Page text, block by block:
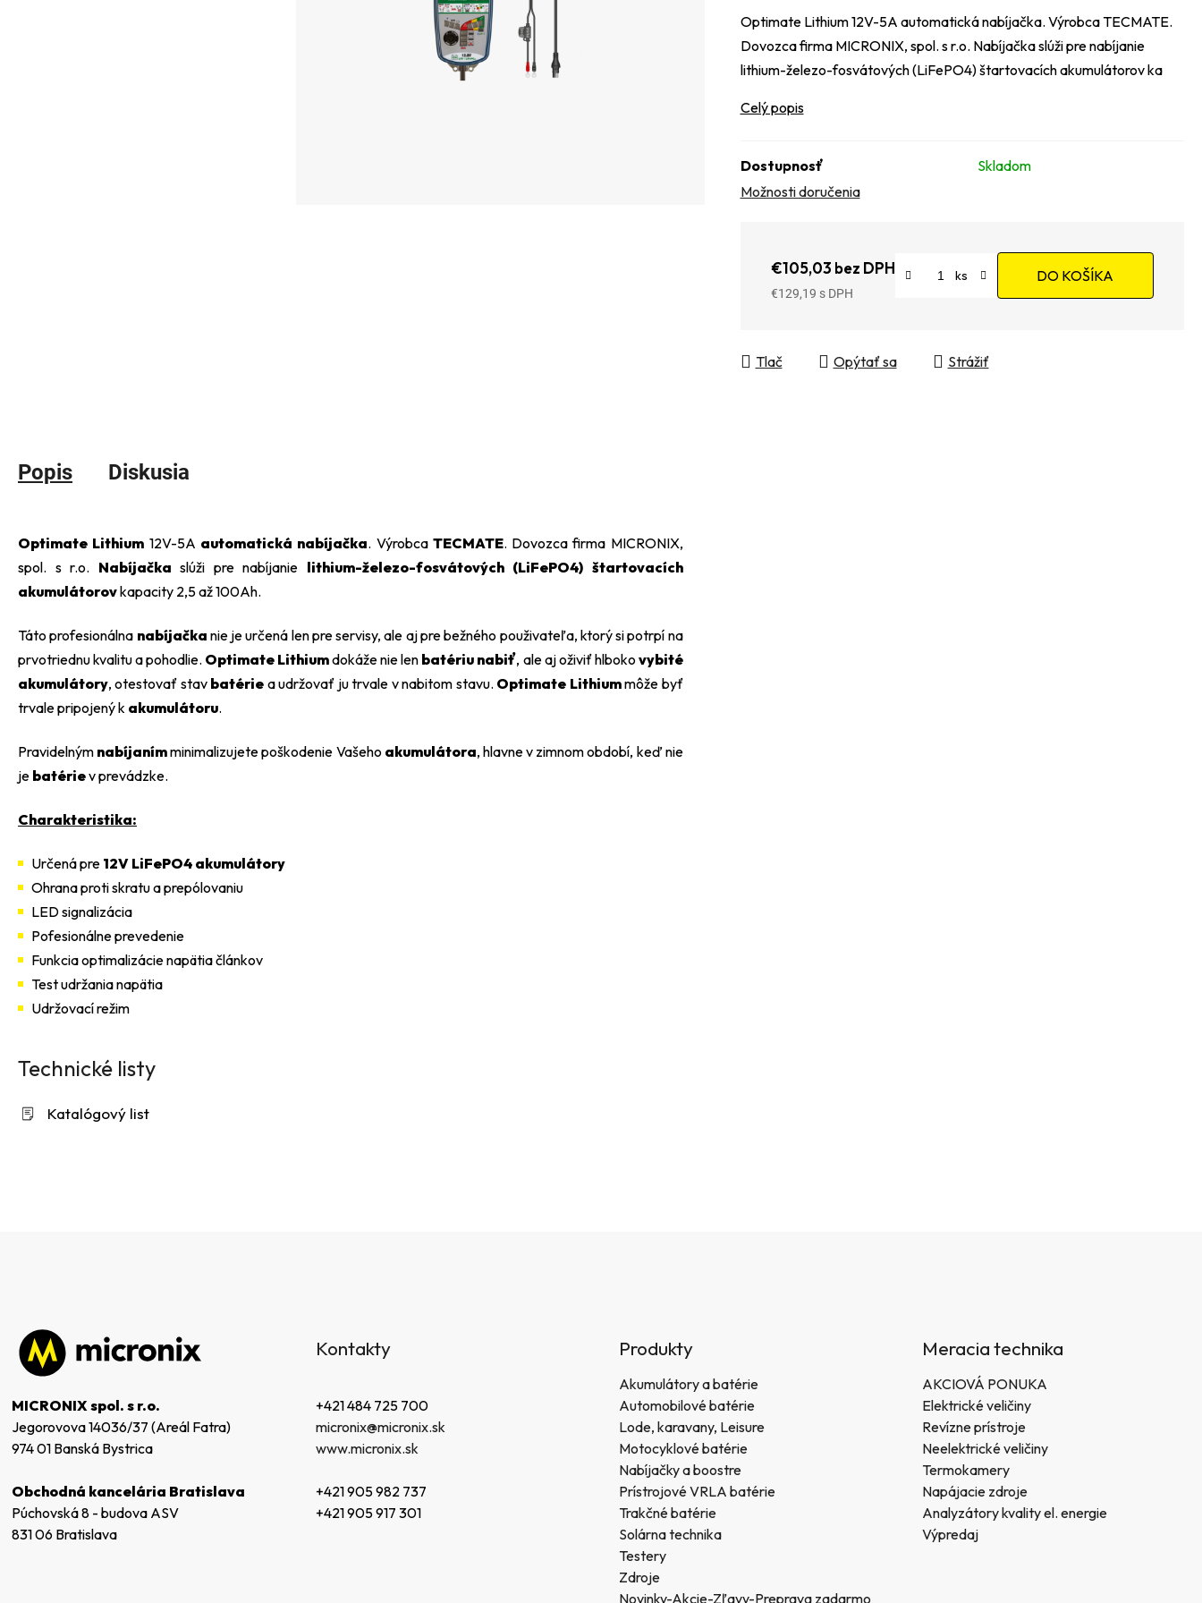
Optimate Lithium 12V-5A automatická nabíjačka. Výrobca TECMATE.
Dovozca firma MICRONIX, spol. s r.o. Nabíjačka slúži pre nabíjanie
lithium-železo-fosvátových (LiFePO4) štartovacích akumulátorov ka
Celý popis
Dostupnosť
Skladom
Možnosti doručenia
€105,03 bez DPH
€129,19
DO KOŠÍKA
Tlač Opýtať sa Strážiť
Popis Diskusia
Optimate Lithium 12V-5A automatická nabíjačka. Výrobca TECMATE. Dovozca firma MICRONIX,
spol. s r.o. Nabíjačka slúži pre nabíjanie lithium-železo-fosvátových (LiFePO4) štartovacích
akumulátorovkapacity 2,5 až 100Ah.
Táto profesionálna nabíjačka nie je určená len pre servisy, ale aj pre bežného použivateľa, ktorý si potrpí na
prvotriednu kvalitu a pohodlie. Optimate Lithiumdokáže nie len batériu nabiť, ale aj oživiť hlboko vybité
akumulátory, otestovať stav batérie a udržovať ju trvale v nabitom stavu. Optimate Lithiummôže byť
trvale pripojený k akumulátoru.
Pravidelným nabíjanímminimalizujete poškodenie Vašeho akumulátora, hlavne v zimnom období, keď nie
je batériev prevádzke.
Charakteristika:
Určená pre 12V LiFePO4 akumulátory
Ohrana proti skratu a prepólovaniu
LED signalizácia
Pofesionálne prevedenie
Funkcia optimalizácie napätia článkov
Test udržania napätia
Udržovací režim
Technické listy
Katalógový list
MICRONIX spol. s r.o.
Jegorovova 14036/37 (Areál Fatra)
974 01 Banská Bystrica
Obchodná kancelária Bratislava
Púchovská 8 - budova ASV
831 06 Bratislava
Kontakty
+421 484 725 700
micronix@micronix.sk
www.micronix.sk
+421 905 982 737
+421 905 917 301
Produkty
Akumulátory a batérie
Automobilové batérie
Lode, karavany, Leisure
Motocyklové batérie
Nabíjačky a boostre
Prístrojové VRLA batérie
Trakčné batérie
Solárna technika
Testery
Zdroje
Novinky-Akcie-Zľavy-Preprava zadarmo
Meracia technika
AKCIOVÁ PONUKA
Elektrické veličiny
Revízne prístroje
Neelektrické veličiny
Termokamery
Napájacie zdroje
Analyzátory kvality el. energie
Výpredaj